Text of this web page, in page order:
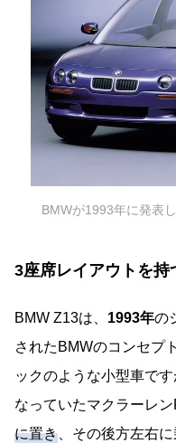
BMWが1993年に発表
3座席レイアウトを持
BMW Z13は、 1993年の
されたBMWのコンセプ
ックのような小型車で
なっていたマクラーレン
に置き 、その後方左右